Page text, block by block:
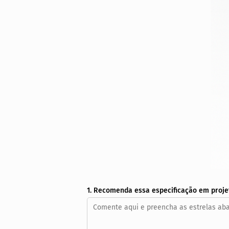
1. Recomenda essa especificação em